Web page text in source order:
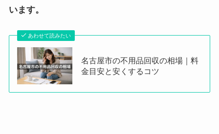
います。
あわせて読みたい
名古屋市の不用品回収の相場｜料
金目安と安くするコツ